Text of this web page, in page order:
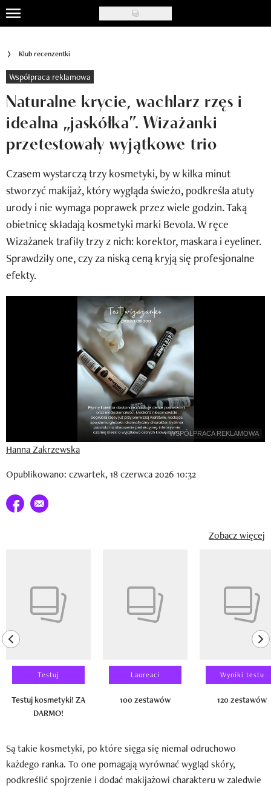
Skip
to
content
Ślub i wesele
Styl życia
Nasze akcje
Inspiracje
Recenzje kosmetyków
Klub Recenzentki
Newsy
Newsletter
Wizaz Summer Influ School
Mój profil / Zarejestruj się
Klub recenzentki
Współpraca reklamowa
Naturalne krycie, wachlarz rzęs i
idealna „jaskółka”. Wizażanki
przetestowały wyjątkowe trio
Czasem wystarczą trzy kosmetyki, by w kilka minut
stworzyć makijaż, który wygląda świeżo, podkreśla atuty
urody i nie wymaga poprawek przez wiele godzin. Taką
obietnicę składają kosmetyki marki Bevola. W ręce
Wizażanek trafiły trzy z nich: korektor, maskara i eyeliner.
Sprawdziły one, czy za niską ceną kryją się profesjonalne
efekty.
WSPÓŁPRACA REKLAMOWA
Hanna Zakrzewska
Opublikowano: czwartek, 18 czerwca 2026 10:32
Udostępnij na facebook
E-mail do przyjaciela
Zobacz więcej
previous element
Testuj
Testuj kosmetyki! ZA
DARMO!
Laureaci
100 zestawów
Wyniki testu
120 zestawów
Są takie kosmetyki, po które sięga się niemal odruchowo
każdego ranka. To one pomagają wyrównać wygląd skóry,
podkreślić spojrzenie i dodać makijażowi charakteru w zaledwie